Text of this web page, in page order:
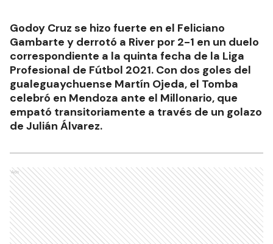
Godoy Cruz se hizo fuerte en el Feliciano
Gambarte y derrotó a River por 2-1 en un duelo
correspondiente a la quinta fecha de la Liga
Profesional de Fútbol 2021. Con dos goles del
gualeguaychuense Martín Ojeda, el Tomba
celebró en Mendoza ante el Millonario, que
empató transitoriamente a través de un golazo
de Julián Álvarez.
Ads